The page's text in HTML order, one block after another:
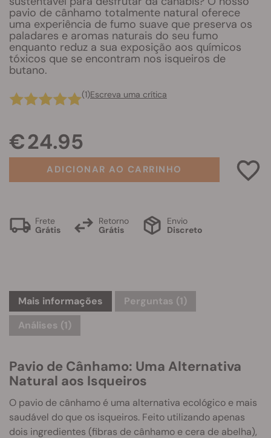
pavio de cânhamo totalmente natural oferece
uma experiência de fumo suave que preserva os
paladares e aromas naturais do seu fumo
enquanto reduz a sua exposição aos químicos
tóxicos que se encontram nos isqueiros de
butano.
(1)Escreva uma crítica
€ 24.95
ADICIONAR AO CARRINHO
Frete
Grátis
Retorno
Grátis
Envio
Discreto
Mais informações Perguntas (1)
Análises (1)
Pavio de Cânhamo: Uma Alternativa
Natural aos Isqueiros
O pavio de cânhamo é uma alternativa ecológico e mais
saudável do que os isqueiros. Feito utilizando apenas
dois ingredientes (fibras de cânhamo e cera de abelha),